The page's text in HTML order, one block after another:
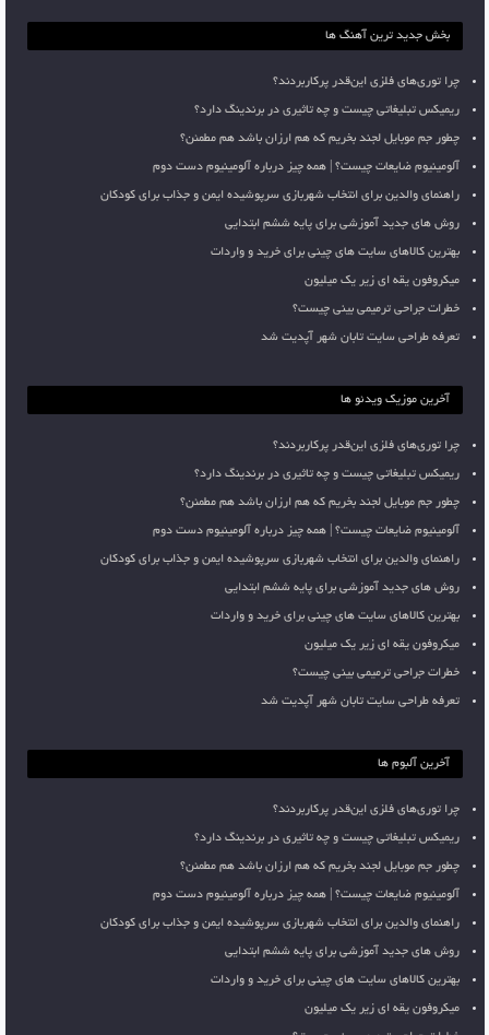
بخش جدید ترین آهنگ ها
چرا توری‌های فلزی این‌قدر پرکاربردند؟
ریمیکس تبلیغاتی چیست و چه تاثیری در برندینگ دارد؟
چطور جم موبایل لجند بخریم که هم ارزان باشد هم مطمئن؟
آلومینیوم ضایعات چیست؟ | همه چیز درباره آلومینیوم دست دوم
راهنمای والدین برای انتخاب شهربازی سرپوشیده ایمن و جذاب برای کودکان
روش های جدید آموزشی برای پایه ششم ابتدایی
بهترین کالاهای سایت های چینی برای خرید و واردات
میکروفون یقه ای زیر یک میلیون
خطرات جراحی ترمیمی بینی چیست؟
تعرفه طراحی سایت تابان شهر آپدیت شد
آخرین موزیک ویدئو ها
چرا توری‌های فلزی این‌قدر پرکاربردند؟
ریمیکس تبلیغاتی چیست و چه تاثیری در برندینگ دارد؟
چطور جم موبایل لجند بخریم که هم ارزان باشد هم مطمئن؟
آلومینیوم ضایعات چیست؟ | همه چیز درباره آلومینیوم دست دوم
راهنمای والدین برای انتخاب شهربازی سرپوشیده ایمن و جذاب برای کودکان
روش های جدید آموزشی برای پایه ششم ابتدایی
بهترین کالاهای سایت های چینی برای خرید و واردات
میکروفون یقه ای زیر یک میلیون
خطرات جراحی ترمیمی بینی چیست؟
تعرفه طراحی سایت تابان شهر آپدیت شد
آخرین آلبوم ها
چرا توری‌های فلزی این‌قدر پرکاربردند؟
ریمیکس تبلیغاتی چیست و چه تاثیری در برندینگ دارد؟
چطور جم موبایل لجند بخریم که هم ارزان باشد هم مطمئن؟
آلومینیوم ضایعات چیست؟ | همه چیز درباره آلومینیوم دست دوم
راهنمای والدین برای انتخاب شهربازی سرپوشیده ایمن و جذاب برای کودکان
روش های جدید آموزشی برای پایه ششم ابتدایی
بهترین کالاهای سایت های چینی برای خرید و واردات
میکروفون یقه ای زیر یک میلیون